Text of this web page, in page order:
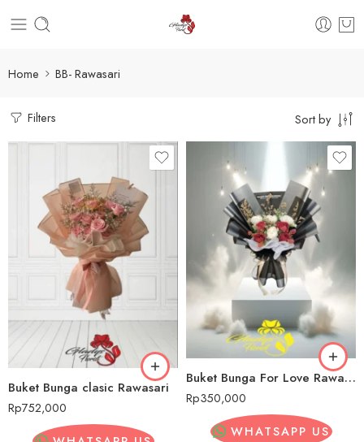
Home BB- Rawasari
Filters Sort by
Buket Bunga clasic Rawasari
Rp752,000
Buket Bunga For Love Rawasari
Rp350,000
WHATSAPP US